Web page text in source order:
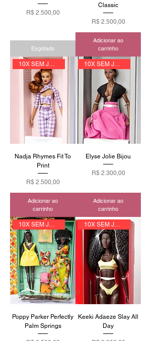
Preço
R$ 2.500,00
Esgotado
Classic
Preço
R$ 2.500,00
Adicionar ao
carrinho
10X SEM JUROS
Nadja Rhymes Fit To
Print
Preço
R$ 2.500,00
Adicionar ao
carrinho
10X SEM JUROS
Elyse Jolie Bijou
Preço
R$ 2.300,00
Adicionar ao
carrinho
10X SEM JUROS
Poppy Parker Perfectly
Palm Springs
10X SEM JUROS
Keeki Adaeze Slay All
Day